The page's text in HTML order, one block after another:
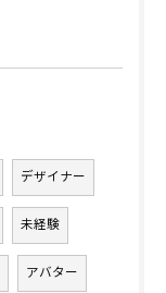
デザイナー
未経験
アバター